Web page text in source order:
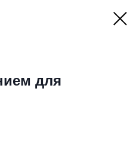
для